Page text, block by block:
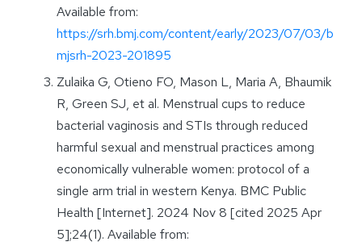
Available from:
https://srh.bmj.com/content/early/2023/07/03/b
mjsrh-2023-201895
Zulaika G, Otieno FO, Mason L, Maria A, Bhaumik
R, Green SJ, et al. Menstrual cups to reduce
bacterial vaginosis and STIs through reduced
harmful sexual and menstrual practices among
economically vulnerable women: protocol of a
single arm trial in western Kenya. BMC Public
Health [Internet]. 2024 Nov 8 [cited 2025 Apr
5];24(1). Available from: